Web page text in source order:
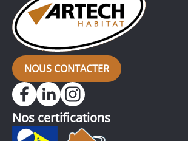
NOUS CONTACTER
Nos certifications